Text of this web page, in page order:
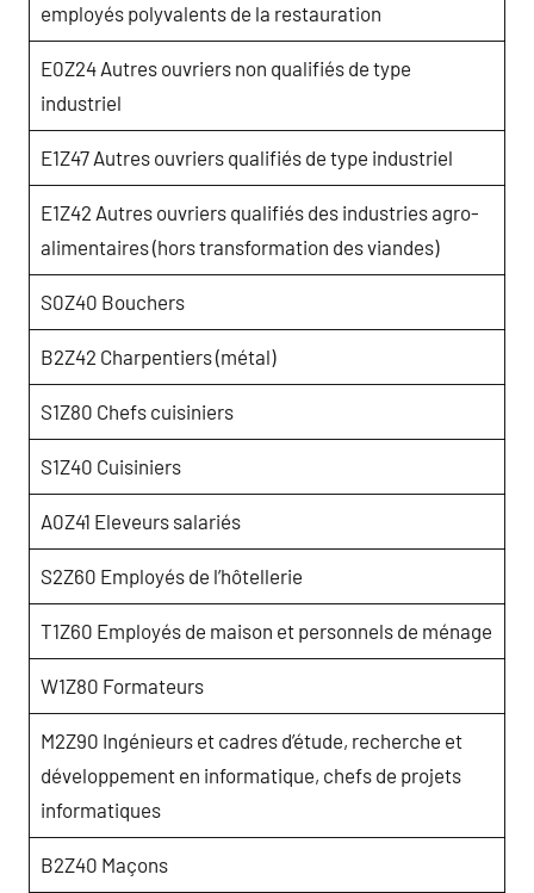
employés polyvalents de la restauration
E0Z24 Autres ouvriers non qualifiés de type
industriel
E1Z47 Autres ouvriers qualifiés de type industriel
E1Z42 Autres ouvriers qualifiés des industries agro-
alimentaires (hors transformation des viandes)
S0Z40 Bouchers
B2Z42 Charpentiers (métal)
S1Z80 Chefs cuisiniers
S1Z40 Cuisiniers
A0Z41 Eleveurs salariés
S2Z60 Employés de l’hôtellerie
T1Z60 Employés de maison et personnels de ménage
W1Z80 Formateurs
M2Z90 Ingénieurs et cadres d’étude, recherche et
développement en informatique, chefs de projets
informatiques
B2Z40 Maçons